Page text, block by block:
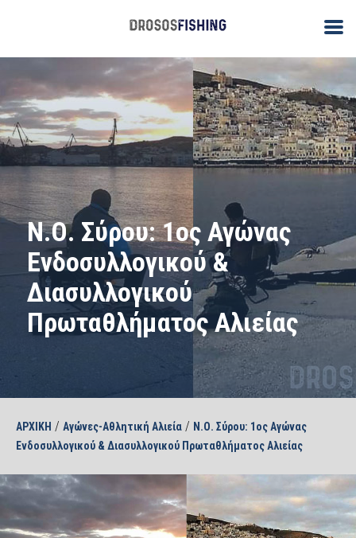
Ν.Ο. Σύρου: 1ος Αγώνας
Ενδοσυλλογικού &
Διασυλλογικού
Πρωταθλήματος Αλιείας
ΑΡΧΙΚΗ / Αγώνες-Αθλητική Αλιεία / Ν.Ο. Σύρου: 1ος Αγώνας
Ενδοσυλλογικού & Διασυλλογικού Πρωταθλήματος Αλιείας